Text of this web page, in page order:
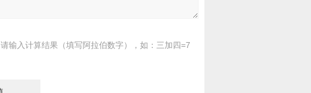
请输入计算结果（填写阿拉伯数字），如：三加四=7